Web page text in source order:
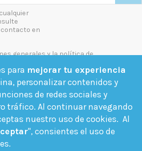
en
generales y la política de
para mejorar tu experiencia
personalizar contenidos y
de redes sociales y
tráfico. Al continuar navegando
nuestro uso de cookies. Al
", consientes el uso de